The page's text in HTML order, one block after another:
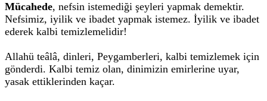
Mücahede, nefsin istemediği şeyleri yapmak demektir.
Nefsimiz, iyilik ve ibadet yapmak istemez. İyilik ve ibadet
ederek kalbi temizlemelidir!
Allahü teâlâ, dinleri, Peygamberleri, kalbi temizlemek için
gönderdi. Kalbi temiz olan, dinimizin emirlerine uyar,
yasak ettiklerinden kaçar.